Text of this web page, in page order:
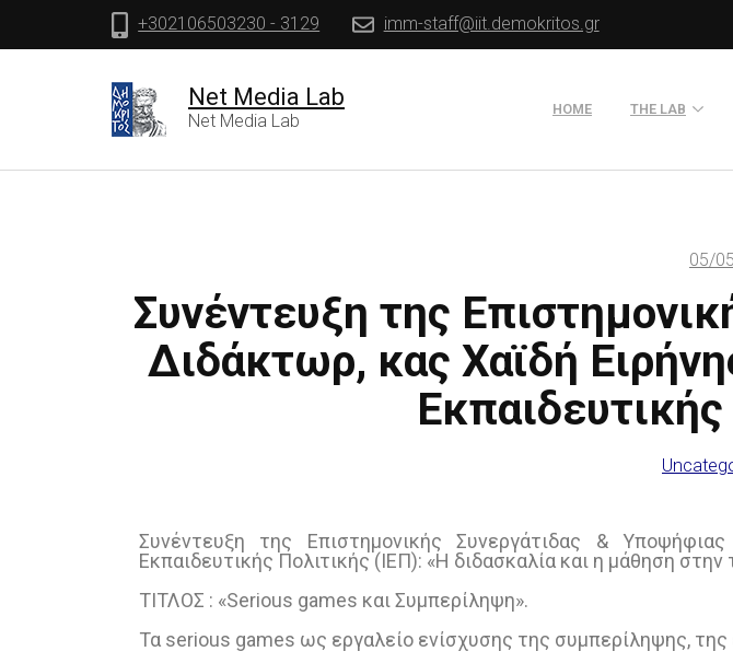
+302106503230 - 3129 imm-staff@iit.demokritos.gr
Net Media Lab
Net Media Lab
HOME THE LAB
Our Flyer
Old Website
Old Portals-
05/
Συνέντευξη της
Διδάκτωρ, κας Χαϊδή
Συνέντευξη της Επιστημονικής Συνεργάτιδας &
Εκπαιδευτικής Πολιτικής (ΙΕΠ): «Η διδασκαλία και η μάθηση στην
ΤΙΤΛΟΣ : «Serious games και Συμπερίληψη».
Τα serious games ως εργαλείο ενίσχυσης της συμπερίληψης,